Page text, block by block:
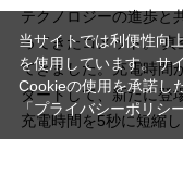
テクノロジーの進歩と
ってきたコメット。
てきました。充電時間
タートして、新たに登
充電時間を5秒に短縮
当サイトでは利便性向
を使用しています。サ
Cookieの使用を承諾し
「プライバシーポリシー